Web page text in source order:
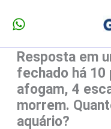
para
conteúdo
Resposta em
fechado há 10
afogam, 4
morrem.
aquário?